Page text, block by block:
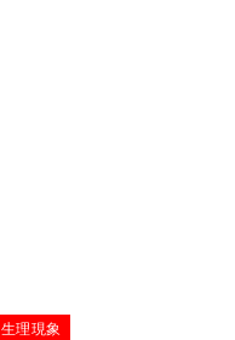
生理現象